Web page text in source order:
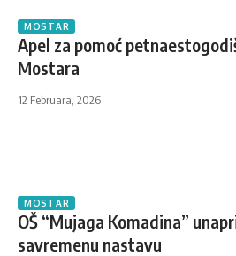
MOSTAR
Apel za pomoć
Mostara
12 Februara, 2026
MOSTAR
OŠ “Mujaga Komadina”
savremenu nastavu